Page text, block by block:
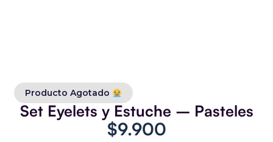
Producto Agotado
Set Eyelets y Estuche – Pasteles
$9.900